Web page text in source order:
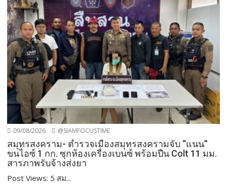
09/08/2026 @SIAMFOCUSTIME
สมุทรสงคราม- ตำรวจเมืองสมุทรสงครามจับ “แนน”
ขนไอซ์ 1 กก. ซุกห้องเครื่องเบนซ์ พร้อมปืน Colt 11 มม.
สารภาพรับจ้างส่งยา
Post Views: 5 สม...